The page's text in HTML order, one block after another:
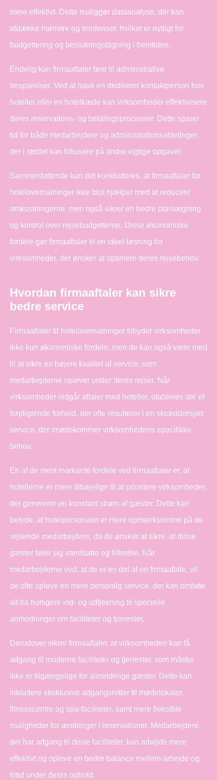
mere effektivt. Dette muliggør dataanalyse, der kan
afdække mønstre og tendenser, hvilket er nyttigt for
budgettering og beslutningstagning i fremtiden.
Endelig kan firmaaftaler føre til administrative
besparelser. Ved at have en dedikeret kontaktperson hos
hotellet eller en hotelkæde kan virksomheder effektivisere
deres reservations- og betalingsprocesser. Dette sparer
tid for både medarbejdere og administrationsafdelinger,
der i stedet kan fokusere på andre vigtige opgaver.
Sammenfattende kan det konkluderes, at firmaaftaler for
hotelovernatninger ikke blot hjælper med at reducere
omkostningerne, men også sikrer en bedre planlægning
og kontrol over rejsebudgetterne. Disse økonomiske
fordele gør firmaaftaler til en ideel løsning for
virksomheder, der ønsker at optimere deres rejsebehov.
Hvordan firmaaftaler kan sikre
bedre service
Firmaaftaler til hotelovernatninger tilbyder virksomheder
ikke kun økonomiske fordele, men de kan også være med
til at sikre en højere kvalitet af service, som
medarbejderne oplever under deres rejser. Når
virksomheder indgår aftaler med hoteller, etableres der et
forpligtende forhold, der ofte resulterer i en skræddersyet
service, der imødekommer virksomhedens specifikke
behov.
En af de mest markante fordele ved firmaaftaler er, at
hotellerne er mere tilbøjelige til at prioritere virksomheder,
der genererer en konstant strøm af gæster. Dette kan
betyde, at hotelpersonalet er mere opmærksomme på de
rejsende medarbejdere, da de ønsker at sikre, at disse
gæster føler sig værdsatte og tilfredse. Når
medarbejderne ved, at de er en del af en firmaaftale, vil
de ofte opleve en mere personlig service, der kan omfatte
alt fra hurtigere ind- og udtjekning til specielle
anmodninger om faciliteter og tjenester.
Derudover sikrer firmaaftaler, at virksomheden kan få
adgang til moderne faciliteter og tjenester, som måske
ikke er tilgængelige for almindelige gæster. Dette kan
inkludere eksklusive adgangsretter til mødelokaler,
fitnesscentre og spa-faciliteter, samt mere fleksible
muligheder for ændringer i reservationer. Medarbejdere,
der har adgang til disse faciliteter, kan arbejde mere
effektivt og opleve en bedre balance mellem arbejde og
fritid under deres ophold.